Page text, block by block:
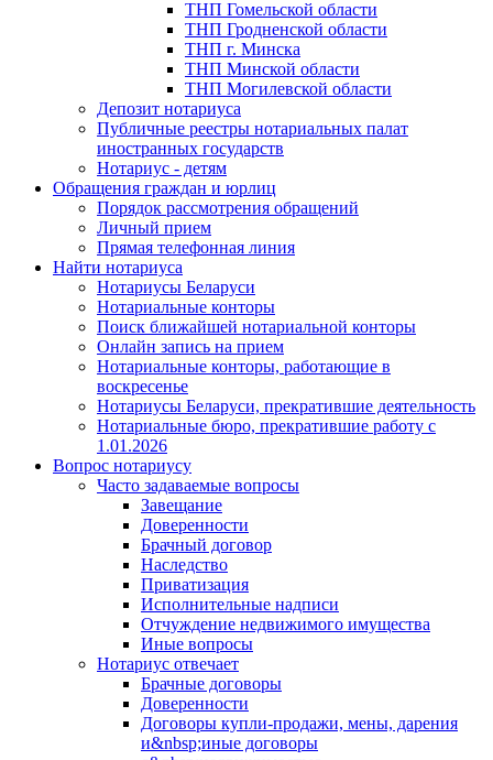
ТНП Гомельской области
ТНП Гродненской области
ТНП г. Минска
ТНП Минской области
ТНП Могилевской области
Депозит нотариуса
Публичные реестры нотариальных палат
иностранных государств
Нотариус - детям
Обращения граждан и юрлиц
Порядок рассмотрения обращений
Личный прием
Прямая телефонная линия
Найти нотариуса
Нотариусы Беларуси
Нотариальные конторы
Поиск ближайшей нотариальной конторы
Онлайн запись на прием
Нотариальные конторы, работающие в
воскресенье
Нотариусы Беларуси, прекратившие деятельность
Нотариальные бюро, прекратившие работу с
1.01.2026
Вопрос нотариусу
Часто задаваемые вопросы
Завещание
Доверенности
Брачный договор
Наследство
Приватизация
Исполнительные надписи
Отчуждение недвижимого имущества
Иные вопросы
Нотариус отвечает
Брачные договоры
Доверенности
Договоры купли-продажи, мены, дарения
и&nbsp;иные договоры